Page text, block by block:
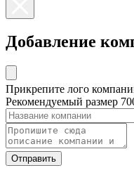
Добавление
Прикрепите лого
Рекомендуемый размер
Отправить